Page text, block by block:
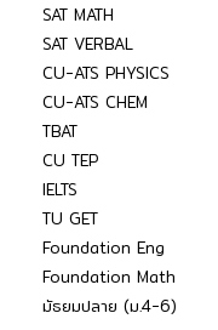
SAT MATH
SAT VERBAL
CU-ATS PHYSICS
CU-ATS CHEM
TBAT
CU TEP
IELTS
TU GET
Foundation Eng
Foundation Math
มัธยมปลาย (ม.4-6)